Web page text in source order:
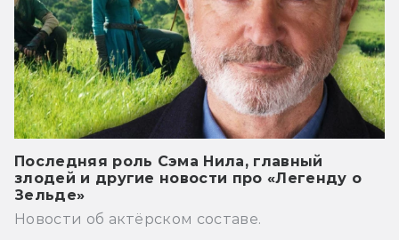
Последняя роль Сэма Нила, главный
злодей и другие новости про «Легенду о
Зельде»
Новости об актёрском составе.